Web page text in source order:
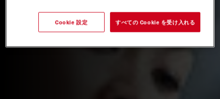
Cookie 設定 すべての Cookie を受け入れる